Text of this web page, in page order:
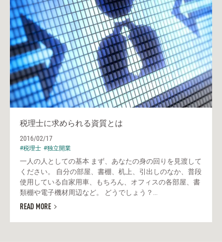
税理士に求められる資質とは
2016/02/17
#税理士 #独立開業
一人の人としての基本 まず、あなたの身の回りを見渡して
ください。 自分の部屋、書棚、机上、引出しのなか、普段
使用している自家用車、もちろん、オフィスの各部屋、書
類棚や電子機材周辺など。 どうでしょう？...
READ MORE